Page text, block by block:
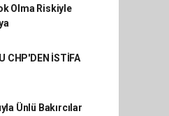
Olma Riskiyle
CHP'DEN İSTİFA
Ünlü Bakırcılar